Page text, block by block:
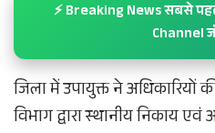
⚡ Breaking News सबसे
Channel
जिला में उपायुक्त ने अधिकारियों
विभाग द्वारा स्थानीय निकाय